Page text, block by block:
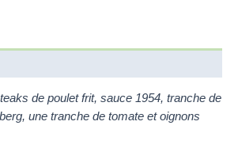
de poulet frit, sauce 1954, tranche de
une tranche de tomate et oignons